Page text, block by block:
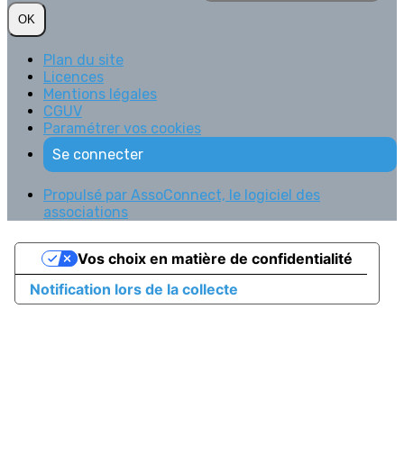
OK
Plan du site
Licences
Mentions légales
CGUV
Paramétrer vos cookies
Se connecter
Propulsé par AssoConnect, le logiciel des
associations
Notification lors de la collecte
Vos choix en matière de confidentialité